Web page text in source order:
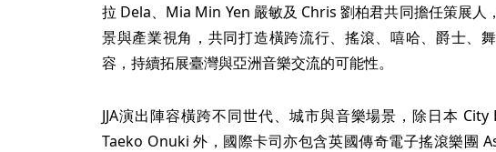
拉 Dela、Mia Min Yen 嚴敏及 Chris 劉柏君共同擔任策展人
景與產業視角，共同打造橫跨流行、搖滾、嘻哈、爵士、
容，持續拓展臺灣與亞洲音樂交流的可能性。
JJA演出陣容橫跨不同世代、城市與音樂場景，除日本
Taeko Onuki 外，國際卡司亦包含英國傳奇電子搖滾樂團